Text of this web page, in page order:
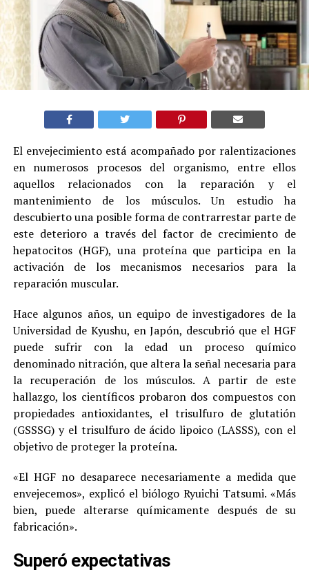
El envejecimiento está acompañado por ralentizaciones
en numerosos procesos del organismo, entre ellos
aquellos relacionados con la reparación y el
mantenimiento de los músculos. Un estudio ha
descubierto una posible forma de contrarrestar parte de
este deterioro a través del factor de crecimiento de
hepatocitos (HGF), una proteína que participa en la
activación de los mecanismos necesarios para la
reparación muscular.
Hace algunos años, un equipo de investigadores de la
Universidad de Kyushu, en Japón, descubrió que el HGF
puede sufrir con la edad un proceso químico
denominado nitración, que altera la señal necesaria para
la recuperación de los músculos. A partir de este
hallazgo, los científicos probaron dos compuestos con
propiedades antioxidantes, el trisulfuro de glutatión
(GSSSG) y el trisulfuro de ácido lipoico (LASSS), con el
objetivo de proteger la proteína.
«El HGF no desaparece necesariamente a medida que
envejecemos», explicó el biólogo Ryuichi Tatsumi. «Más
bien, puede alterarse químicamente después de su
fabricación».
Superó expectativas